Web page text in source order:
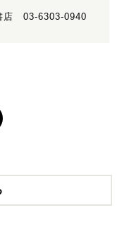
店 03-6303-0940